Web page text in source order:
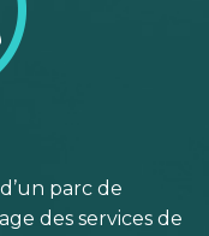
parc de
des services de